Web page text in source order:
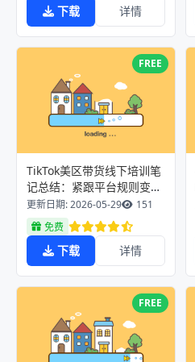
下载 详情
FREE
TikTok美区带货线下培训笔
记总结：紧跟平台规则变
动，拆解盈利底层逻辑长效
运营方案
更新日期: 2026-05-29
151
免费
下载 详情
FREE